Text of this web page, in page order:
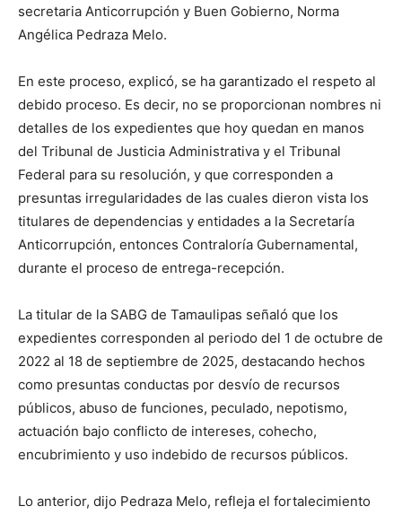
secretaria Anticorrupción y Buen Gobierno, Norma
Angélica Pedraza Melo.
En este proceso, explicó, se ha garantizado el respeto al
debido proceso. Es decir, no se proporcionan nombres ni
detalles de los expedientes que hoy quedan en manos
del Tribunal de Justicia Administrativa y el Tribunal
Federal para su resolución, y que corresponden a
presuntas irregularidades de las cuales dieron vista los
titulares de dependencias y entidades a la Secretaría
Anticorrupción, entonces Contraloría Gubernamental,
durante el proceso de entrega-recepción.
La titular de la SABG de Tamaulipas señaló que los
expedientes corresponden al periodo del 1 de octubre de
2022 al 18 de septiembre de 2025, destacando hechos
como presuntas conductas por desvío de recursos
públicos, abuso de funciones, peculado, nepotismo,
actuación bajo conflicto de intereses, cohecho,
encubrimiento y uso indebido de recursos públicos.
Lo anterior, dijo Pedraza Melo, refleja el fortalecimiento